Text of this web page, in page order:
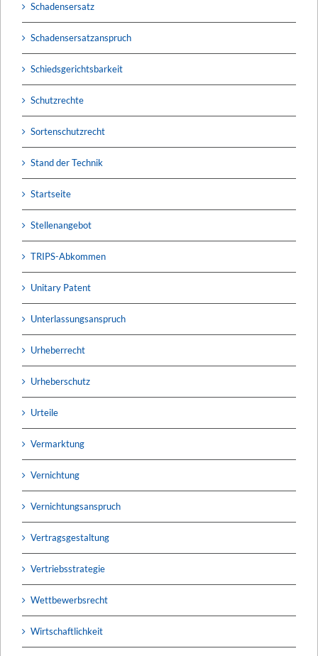
Schadensersatz
Schadensersatzanspruch
Schiedsgerichtsbarkeit
Schutzrechte
Sortenschutzrecht
Stand der Technik
Startseite
Stellenangebot
TRIPS-Abkommen
Unitary Patent
Unterlassungsanspruch
Urheberrecht
Urheberschutz
Urteile
Vermarktung
Vernichtung
Vernichtungsanspruch
Vertragsgestaltung
Vertriebsstrategie
Wettbewerbsrecht
Wirtschaftlichkeit